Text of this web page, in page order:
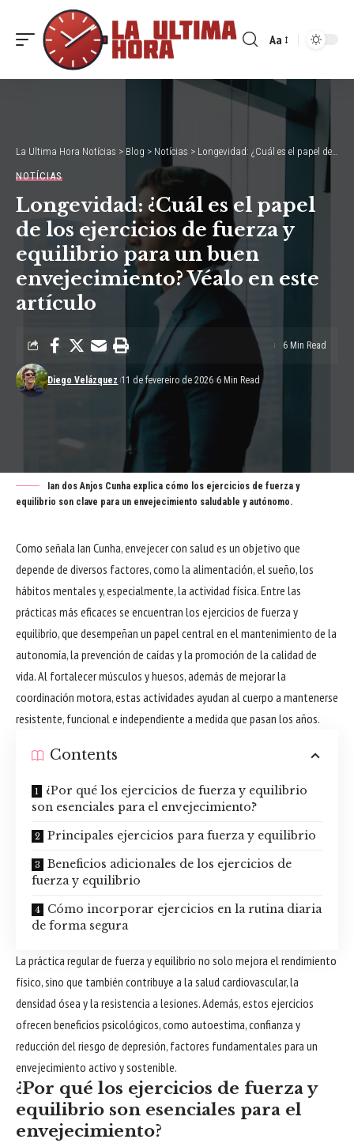
Font
Aa
La Ultima Hora Notícias > Blog > Notícias > Longevidad: ¿Cuál es el papel de los ejercicios de fuerza y equilibrio para un buen envejecimiento? Véalo en este artículo
NOTÍCIAS
Longevidad: ¿Cuál es el papel
de los ejercicios de fuerza y
equilibrio para un buen
envejecimiento? Véalo en este
artículo
Diego Velázquez 11 de fevereiro de 2026 6 Min Read
6 Min Read
Ian dos Anjos Cunha explica cómo los ejercicios de fuerza y
equilibrio son clave para un envejecimiento saludable y autónomo.
Como señala Ian Cunha, envejecer con salud es un objetivo que
depende de diversos factores, como la alimentación, el sueño, los
hábitos mentales y, especialmente, la actividad física. Entre las
prácticas más eficaces se encuentran los ejercicios de fuerza y
equilibrio, que desempeñan un papel central en el mantenimiento de la
autonomía, la prevención de caídas y la promoción de la calidad de
vida. Al fortalecer músculos y huesos, además de mejorar la
coordinación motora, estas actividades ayudan al cuerpo a mantenerse
resistente, funcional e independiente a medida que pasan los años.
Contents
¿Por qué los ejercicios de fuerza y equilibrio
son esenciales para el envejecimiento?
Principales ejercicios para fuerza y equilibrio
Beneficios adicionales de los ejercicios de
fuerza y equilibrio
Cómo incorporar ejercicios en la rutina diaria
de forma segura
La práctica regular de fuerza y equilibrio no solo mejora el rendimiento
físico, sino que también contribuye a la salud cardiovascular, la
densidad ósea y la resistencia a lesiones. Además, estos ejercicios
ofrecen beneficios psicológicos, como autoestima, confianza y
reducción del riesgo de depresión, factores fundamentales para un
envejecimiento activo y sostenible.
¿Por qué los ejercicios de fuerza y
equilibrio son esenciales para el
envejecimiento?